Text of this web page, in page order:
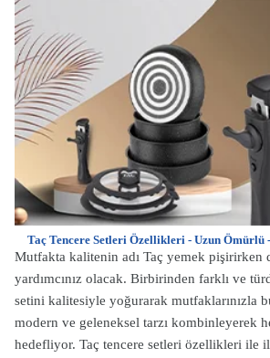
Taç Tencere Setleri Özellikleri - Uzun Ömürlü
Mutfakta kalitenin adı Taç yemek pişirirken
yardımcınız olacak. Birbirinden farklı ve
setini kalitesiyle yoğurarak mutfaklarınızla
modern ve geleneksel tarzı kombinleyerek
hedefliyor. Taç tencere setleri özellikleri ile